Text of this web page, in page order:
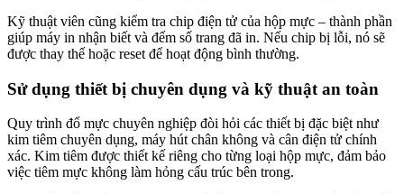
Kỹ thuật viên cũng kiểm tra chip điện tử của hộp mực – thành phần
giúp máy in nhận biết và đếm số trang đã in. Nếu chip bị lỗi, nó sẽ
được thay thế hoặc reset để hoạt động bình thường.
Sử dụng thiết bị chuyên dụng và kỹ thuật an toàn
Quy trình đổ mực chuyên nghiệp đòi hỏi các thiết bị đặc biệt như
kim tiêm chuyên dụng, máy hút chân không và cân điện tử chính
xác. Kim tiêm được thiết kế riêng cho từng loại hộp mực, đảm bảo
việc tiêm mực không làm hỏng cấu trúc bên trong.